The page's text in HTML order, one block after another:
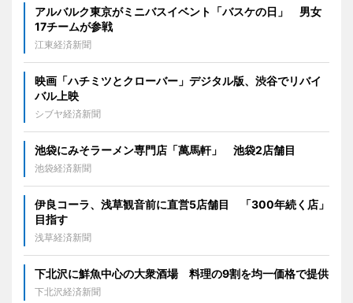
アルバルク東京がミニバスイベント「バスケの日」 男女
17チームが参戦
江東経済新聞
映画「ハチミツとクローバー」デジタル版、渋谷でリバイ
バル上映
シブヤ経済新聞
池袋にみそラーメン専門店「萬馬軒」 池袋2店舗目
池袋経済新聞
伊良コーラ、浅草観音前に直営5店舗目 「300年続く店」
目指す
浅草経済新聞
下北沢に鮮魚中心の大衆酒場 料理の9割を均一価格で提供
下北沢経済新聞